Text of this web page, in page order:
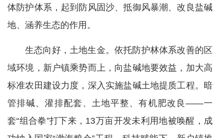
体防护体系，起到防风固沙、抵御风暴潮、改良盐碱
地、涵养生态的作用。
生态向好，土地生金。依托防护林体系改善的区
域环境，新户镇乘势而上，向盐碱地要效益，加大高
标准农田建设力度，深入实施盐碱土地提质工程。暗
管排碱、灌排配套、土地平整、有机肥改良——一
套“组合拳”打下来，13万亩开发未利用地被唤醒，成